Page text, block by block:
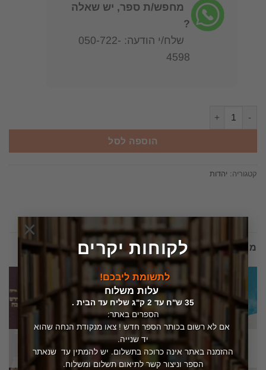
לקוחות יקרים
לתשומת ליבכם!
עלות משלוח
35 ש"ח עד 2 ק"ג שליח עד הבית .
הספרים באתר:
אם לא רשום בכותר הספר חדש ! צאו מנקודת הנחה שהוא
יד שנייה.
ההזמנה באתר אינה כרוכה בתשלום. יש להמתין עד שנאתר
הספר וניצור קשר לתיאום תשלום ומשלוח.
×
מחפש/ת ספר, יש שאלה
?
שלח/י הודעה: 050-722-
4598
הוספה לסל
קטגוריה: יהדות
מוצרים קשורים
המלאי אזל המלאי אזל